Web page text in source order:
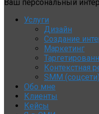
ПРОДАЖ
БИЗНЕСЕ
Ваш персональный
Услуги
Дизайн
Создание
Маркетинг
Контекстная
SMM (соцсети)
Обо мне
Клиенты
Кейсы